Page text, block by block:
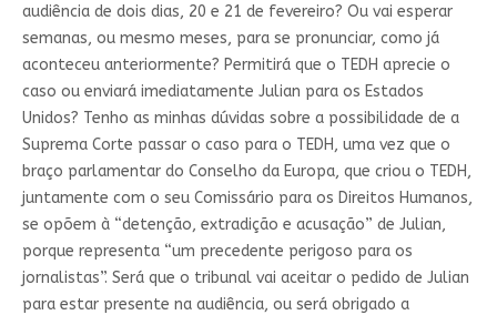
audiência de dois dias, 20 e 21 de fevereiro? Ou vai esperar
semanas, ou mesmo meses, para se pronunciar, como já
aconteceu anteriormente? Permitirá que o TEDH aprecie o
caso ou enviará imediatamente Julian para os Estados
Unidos? Tenho as minhas dúvidas sobre a possibilidade de a
Suprema Corte passar o caso para o TEDH, uma vez que o
braço parlamentar do Conselho da Europa, que criou o TEDH,
juntamente com o seu Comissário para os Direitos Humanos,
se opõem à “detenção, extradição e acusação” de Julian,
porque representa “um precedente perigoso para os
jornalistas”. Será que o tribunal vai aceitar o pedido de Julian
para estar presente na audiência, ou será obrigado a